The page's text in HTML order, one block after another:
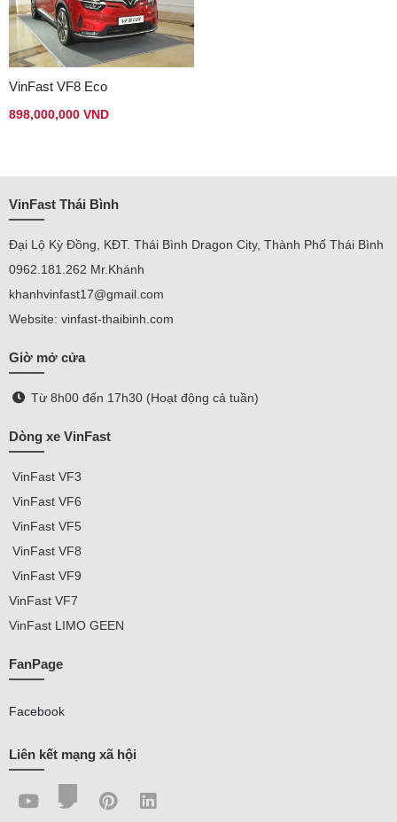
VinFast VF8 Eco
898,000,000 VND
VinFast Thái Bình
Đại Lộ Kỳ Đồng, KĐT. Thái Bình Dragon City, Thành Phố Thái Bình
0962.181.262 Mr.Khánh
khanhvinfast17@gmail.com
Website: vinfast-thaibinh.com
Giờ mở cửa
Từ 8h00 đến 17h30 (Hoạt động cả tuần)
Dòng xe VinFast
VinFast VF3
VinFast VF6
VinFast VF5
VinFast VF8
VinFast VF9
VinFast VF7
VinFast LIMO GEEN
FanPage
Facebook
Liên kết mạng xã hội